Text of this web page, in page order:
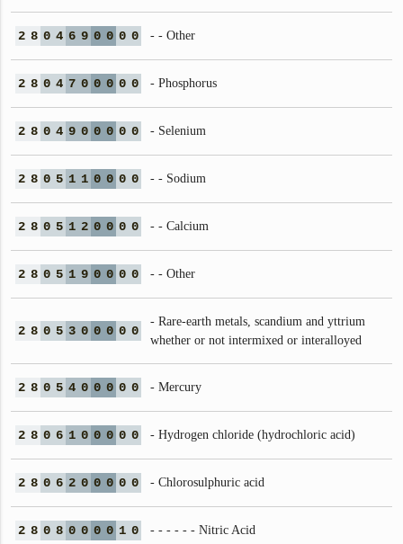
2 8 0 4 6 9 0 0 0 0 - - Other
2 8 0 4 7 0 0 0 0 0 - Phosphorus
2 8 0 4 9 0 0 0 0 0 - Selenium
2 8 0 5 1 1 0 0 0 0 - - Sodium
2 8 0 5 1 2 0 0 0 0 - - Calcium
2 8 0 5 1 9 0 0 0 0 - - Other
2 8 0 5 3 0 0 0 0 0
- Rare-earth metals, scandium and yttrium
whether or not intermixed or interalloyed
2 8 0 5 4 0 0 0 0 0 - Mercury
2 8 0 6 1 0 0 0 0 0 - Hydrogen chloride (hydrochloric acid)
2 8 0 6 2 0 0 0 0 0 - Chlorosulphuric acid
2 8 0 8 0 0 0 0 1 0 - - - - - - Nitric Acid